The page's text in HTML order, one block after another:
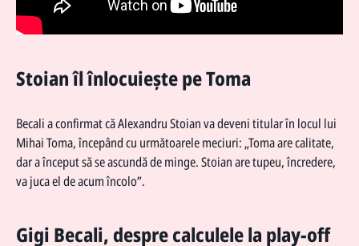
Stoian îl înlocuiește pe Toma
Becali a confirmat că Alexandru Stoian va deveni titular în locul lui
Mihai Toma, începând cu următoarele meciuri: „Toma are calitate,
dar a început să se ascundă de minge. Stoian are tupeu, încredere,
va juca el de acum încolo”.
Gigi Becali, despre calculele la play-off